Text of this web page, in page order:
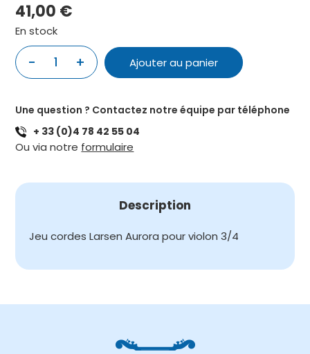
41,00 €
En stock
-
LARSEN
AURORA
POUR
3/4
+ Ajouter au panier
Une question ? Contactez notre équipe par téléphone
+ 33 (0)4 78 42 55 04
Ou via notre formulaire
Description
Jeu cordes Larsen Aurora pour violon 3/4